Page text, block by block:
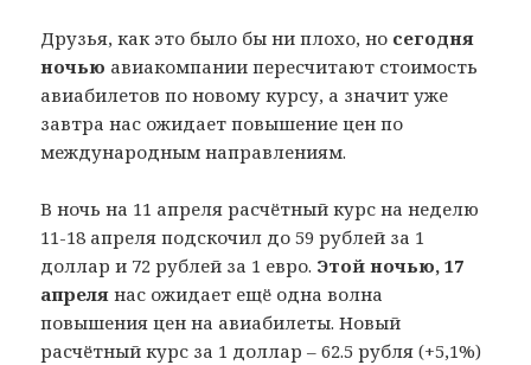
Друзья, как это было бы ни плохо, но сегодня
ночью авиакомпании пересчитают стоимость
авиабилетов по новому курсу, а значит уже
завтра нас ожидает повышение цен по
международным направлениям.
В ночь на 11 апреля расчётный курс на неделю
11-18 апреля подскочил до 59 рублей за 1
доллар и 72 рублей за 1 евро. Этой ночью, 17
апреля нас ожидает ещё одна волна
повышения цен на авиабилеты. Новый
расчётный курс за 1 доллар – 62.5 рубля (+5,1%)